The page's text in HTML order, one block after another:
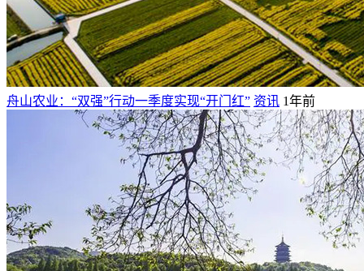
舟山农业：“双强”行动一季度实现“开门红” 资讯 1年前